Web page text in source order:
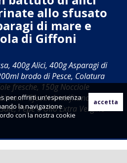
per offrirti un'esperienza
la navigazione
con la nostra cookie
allo sfusato
di mare e
di Giffoni
400g Alici, 400g Asparagi di
brodo di Pesce, Colatura
fresche, 150g Nocciole
“Sfusat Amalfitano”tipo,
Pepe e Olio Extra Vergine